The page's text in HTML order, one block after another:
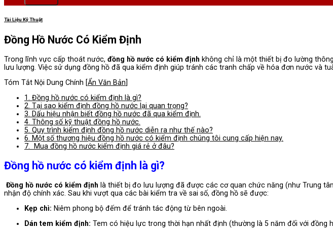
Tài Liệu Kỹ Thuật
Đồng Hồ Nước Có Kiểm Định
Trong lĩnh vực cấp thoát nước, đồng hồ nước có kiểm định không chỉ là một thiết bị đo lường
lưu lượng. Việc sử dụng đồng hồ đã qua kiểm định giúp tránh các tranh chấp về hóa đơn nước và
Tóm Tắt Nội Dung Chính [Ẩn Văn Bản]
1.
Đồng hồ nước có kiểm định là gì?
2. Tại sao kiểm định đồng hồ nước lại quan trọng?
3.
Dấu hiệu nhận biết đồng hồ nước đã qua kiểm định.
4. Thông số kỹ thuật đồng hồ nước.
5. Quy trình kiểm định đồng hồ nước diễn ra như thế nào?
6.
Một số thương hiệu đồng hồ nước có kiểm định chúng tôi cung cấp hiện nay.
7.
Mua đồng hồ nước kiểm định giá rẻ ở đâu?
Đồng hồ nước có kiểm định là gì?
Đồng hồ nước có kiểm định là thiết bị đo lưu lượng đã được các cơ quan chức năng (như Trung
nhận độ chính xác. Sau khi vượt qua các bài kiểm tra về sai số, đồng hồ sẽ được:
Kẹp chì: Niêm phong bộ đếm để tránh tác động từ bên ngoài.
Dán tem kiểm định: Tem có hiệu lực trong thời hạn nhất định (thường là 5 năm đối với đồng